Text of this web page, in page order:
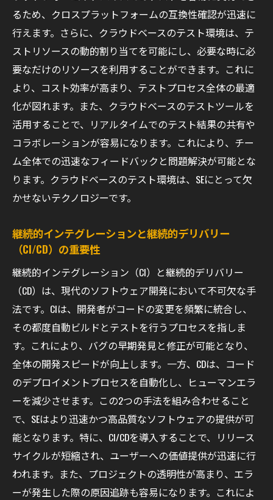
シフトレフトテストの重要性
AIと機械学習によるテストの未来
オープンソーステストツールの進化
マルチプラットフォームテストの重要性
ユーザー体験（UX）テストの進化
SEがプロジェクト成功に導くためのテスト技術
テストドリブン開発（TDD）の実践
ビヘイビア駆動開発（BDD）の導入
アジャイルテスト手法の取り入れ方
プロジェクトリスク管理とテスト
プロジェクトの早期検出と問題解決
最新のテスト方法論を取り入れるためのSEの心
得
継続的な学習とスキルアップの重要性
業界標準とベストプラクティスの理解
テスト手法のカスタマイズと適応
チーム全体のテスト意識の向上
フィードバックループの確立
技術トレンドの継続的なフォロー
SEが知っておきたい最新のテストケース設計技
リスクベースのテストケース設計
データ駆動テストケースの作成
るため、クロスプラットフォームの互換性確認が迅速に
行えます。さらに、クラウドベースのテスト環境は、テ
ストリソースの動的割り当てを可能にし、必要な時に必
要なだけのリソースを利用することができます。これに
より、コスト効率が高まり、テストプロセス全体の最適
化が図れます。また、クラウドベースのテストツールを
活用することで、リアルタイムでのテスト結果の共有や
コラボレーションが容易になります。これにより、チー
ム全体での迅速なフィードバックと問題解決が可能とな
ります。クラウドベースのテスト環境は、SEにとって欠
かせないテクノロジーです。
継続的インテグレーションと継続的デリバリー
（CI/CD）の重要性
継続的インテグレーション（CI）と継続的デリバリー
（CD）は、現代のソフトウェア開発において不可欠な手
法です。CIは、開発者がコードの変更を頻繁に統合し、
その都度自動ビルドとテストを行うプロセスを指しま
す。これにより、バグの早期発見と修正が可能となり、
全体の開発スピードが向上します。一方、CDは、コード
のデプロイメントプロセスを自動化し、ヒューマンエラ
ーを減少させます。この2つの手法を組み合わせること
で、SEはより迅速かつ高品質なソフトウェアの提供が可
能となります。特に、CI/CDを導入することで、リリース
サイクルが短縮され、ユーザーへの価値提供が迅速に行
われます。また、プロジェクトの透明性が高まり、エラ
ーが発生した際の原因追跡も容易になります。これによ